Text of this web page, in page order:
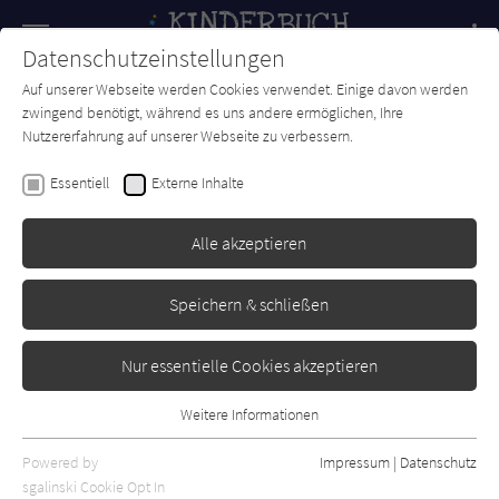
SUCHE Forum Charts Newsletter
Fredrik Vahle
Die fabelhafte Geschichte von
Anne Kaffeekanne
Sauerländer
Datenschutzeinstellungen
Auf unserer Webseite werden Cookies verwendet. Einige davon werden
zwingend benötigt, während es uns andere ermöglichen, Ihre
Nutzererfahrung auf unserer Webseite zu verbessern.
Essentiell Externe Inhalte
Alle akzeptieren
Speichern & schließen
Nur essentielle Cookies akzeptieren
Essentielle Cookies werden für grundlegende Funktionen der
Webseite benötigt. Dadurch ist gewährleistet, dass die Webseite
Weitere Informationen
Powered by
sgalinski Cookie Opt In
Impressum | Datenschutz